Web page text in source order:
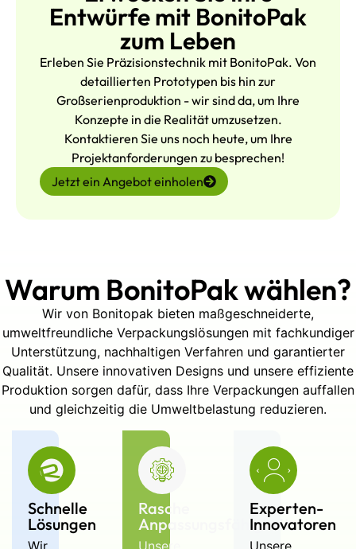
eine stabile Leistung zu
erreichen.
FAQs
Für welchen Prozess wird
dieses Werkzeug verwendet?
Sie wird für die Herstellung von
heißgepressten oder
Warum ist die CNC-
Bearbeitung für diese
Werkzeuge wichtig?
Sie gewährleistet eine genaue
Kavitätengeometrie, eine
gleichbleibende Tiefe und eine
zuverlässige Verschachtelung
über mehrere Produktionsläufe
Können Hohlraumlayouts
angepasst werden?
Ja. Anzahl, Form und Abstände
Entwürfe mit BonitoPak
zum Leben
Erleben Sie Präzisionstechnik mit BonitoPak. Von
detaillierten Prototypen bis hin zur
Großserienproduktion - wir sind da, um Ihre
Konzepte in die Realität umzusetzen.
Kontaktieren Sie uns noch heute, um Ihre
Projektanforderungen zu besprechen!
Jetzt ein Angebot einholen
Warum BonitoPak wählen?
Wir von Bonitopak bieten maßgeschneiderte,
umweltfreundliche Verpackungslösungen mit fachkundiger
Unterstützung, nachhaltigen Verfahren und garantierter
Qualität. Unsere innovativen Designs und unsere effiziente
Produktion sorgen dafür, dass Ihre Verpackungen auffallen
und gleichzeitig die Umweltbelastung reduzieren.
Schnelle
Lösungen
Wir
Rasche
Anpassungsfähigkeit
Unsere
Experten-
Innovatoren
Unsere